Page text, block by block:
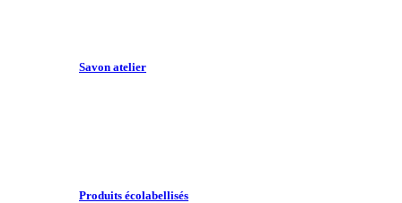
Savon atelier
Produits écolabellisés